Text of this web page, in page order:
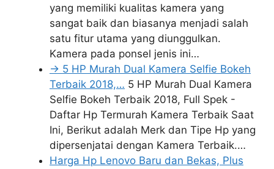
yang memiliki kualitas kamera yang
sangat baik dan biasanya menjadi salah
satu fitur utama yang diunggulkan.
Kamera pada ponsel jenis ini…
-> 5 HP Murah Dual Kamera Selfie Bokeh
Terbaik 2018,… 5 HP Murah Dual Kamera
Selfie Bokeh Terbaik 2018, Full Spek -
Daftar Hp Termurah Kamera Terbaik Saat
Ini, Berikut adalah Merk dan Tipe Hp yang
dipersenjatai dengan Kamera Terbaik.…
Harga Hp Lenovo Baru dan Bekas, Plus